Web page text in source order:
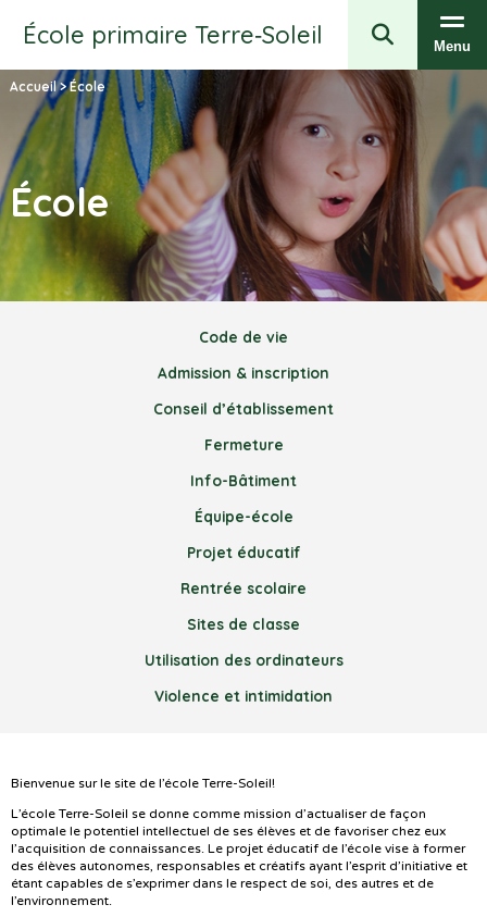
École primaire Terre‑Soleil Menu
Accueil>École
École
Code de vie
Admission & inscription
Conseil d’établissement
Fermeture
Info-Bâtiment
Équipe-école
Projet éducatif
Rentrée scolaire
Sites de classe
Utilisation des ordinateurs
Violence et intimidation
Bienvenue sur le site de l’école Terre-Soleil!
L’école Terre-Soleil se donne comme mission d’actualiser de façon
optimale le potentiel intellectuel de ses élèves et de favoriser chez eux
l’acquisition de connaissances. Le projet éducatif de l’école vise à former
des élèves autonomes, responsables et créatifs ayant l’esprit d’initiative et
étant capables de s’exprimer dans le respect de soi, des autres et de
l’environnement.